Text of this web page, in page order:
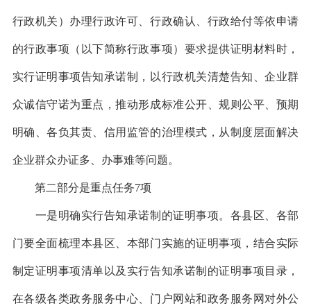
行政机关）办理行政许可、行政确认、行政给付等依申请
的行政事项（以下简称行政事项）要求提供证明材料时，
实行证明事项告知承诺制，以行政机关清楚告知、企业群
众诚信守诺为重点，推动形成标准公开、规则公平、预期
明确、各负其责、信用监管的治理模式，从制度层面解决
企业群众办证多、办事难等问题。
第二部分是重点任务7项
一是明确实行告知承诺制的证明事项。各县区、各部
门要全面梳理本县区、本部门实施的证明事项，结合实际
制定证明事项清单以及实行告知承诺制的证明事项目录，
在各级各类政务服务中心、门户网站和政务服务网对外公